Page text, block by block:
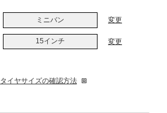
ミニバン 変更
15インチ 変更
タイヤサイズの確認方法